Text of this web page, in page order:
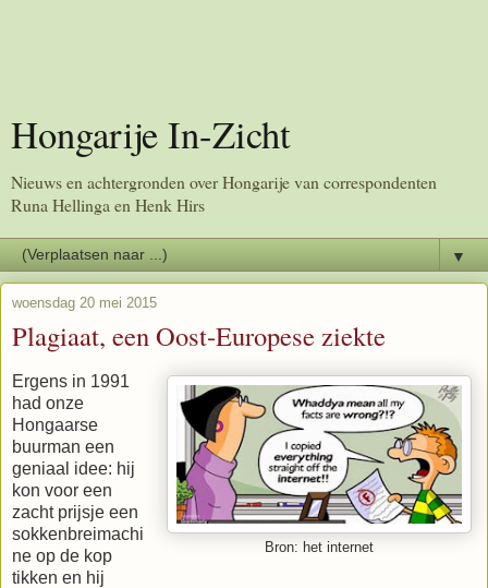
Hongarije In-Zicht
Nieuws en achtergronden over Hongarije van correspondenten
Runa Hellinga en Henk Hirs
▼
woensdag 20 mei 2015
Plagiaat, een Oost-Europese ziekte
Bron: het internet
Ergens in 1991
had onze
Hongaarse
buurman een
geniaal idee: hij
kon voor een
zacht prijsje een
sokkenbreimachi
ne op de kop
tikken en hij